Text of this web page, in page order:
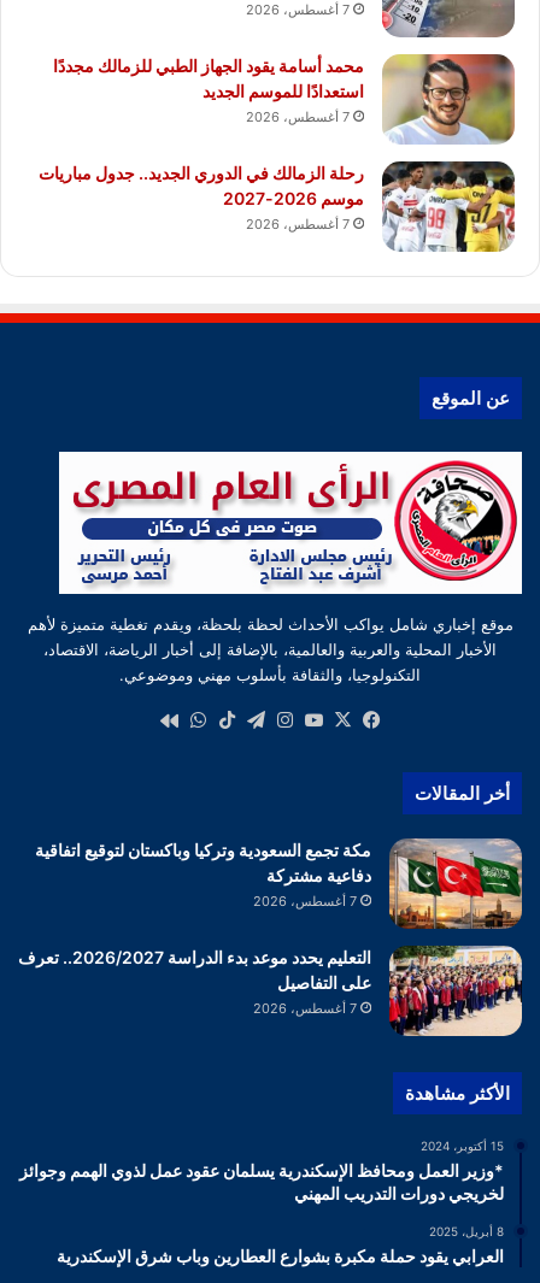
7 أغسطس، 2026
محمد أسامة يقود الجهاز الطبي للزمالك مجددًا
استعدادًا للموسم الجديد
7 أغسطس، 2026
رحلة الزمالك في الدوري الجديد.. جدول مباريات
موسم 2026-2027
7 أغسطس، 2026
عن الموقع
موقع إخباري شامل يواكب الأحداث لحظة بلحظة، ويقدم تغطية متميزة لأهم
الأخبار المحلية والعربية والعالمية، بالإضافة إلى أخبار الرياضة، الاقتصاد،
التكنولوجيا، والثقافة بأسلوب مهني وموضوعي.
فيسبوك
‫X
‫YouTube
انستقرام
تيلقرام‫TikTokواتساب
أخر المقالات
مكة تجمع السعودية وتركيا وباكستان لتوقيع اتفاقية
دفاعية مشتركة
7 أغسطس، 2026
التعليم يحدد موعد بدء الدراسة 2026/2027.. تعرف
على التفاصيل
7 أغسطس، 2026
الأكثر مشاهدة
15 أكتوبر، 2024
*وزير العمل ومحافظ الإسكندرية يسلمان عقود عمل لذوي الهمم وجوائز
لخريجي دورات التدريب المهني
8 أبريل، 2025
العرابي يقود حملة مكبرة بشوارع العطارين وباب شرق الإسكندرية